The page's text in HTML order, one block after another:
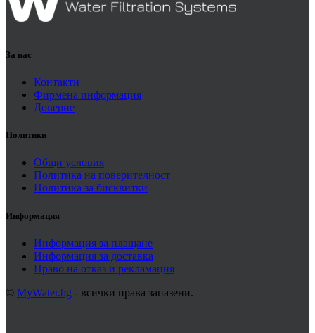
За нас
Контакти
Фирмена информация
Доверие
Политики
Общи условия
Политика на поверителност
Политика за бисквитки
Информация
Информация за плащане
Информация за доставка
Право на отказ и рекламация
© MyWater.bg - всички права запазени.